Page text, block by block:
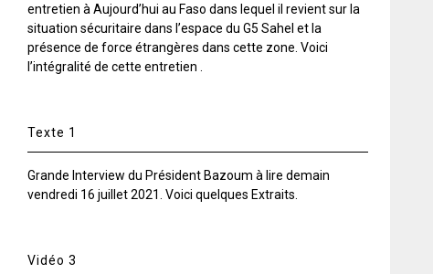
entretien à Aujourd’hui au Faso dans lequel il revient sur la
situation sécuritaire dans l’espace du G5 Sahel et la
présence de force étrangères dans cette zone. Voici
l’intégralité de cette entretien .
Texte 1
Grande Interview du Président Bazoum à lire demain
vendredi 16 juillet 2021. Voici quelques Extraits.
Vidéo 3